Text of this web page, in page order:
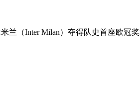
兰（Inter Milan）夺得队史首座欧冠